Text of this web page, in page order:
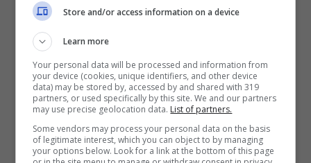
sono in lavorazione, quindi rimanete
sintonizzati!
Exoprimal sarà disponibile il 14 luglio su Xbox
Series X|S, Xbox One, Windows,
PlayStation®5, PlayStation®4 e PC tramite
Steam. Il gioco sarà disponibile già dal Day
Store and/or access information on a device
Learn more
Your personal data will be processed and information from
your device (cookies, unique identifiers, and other device
data) may be stored by, accessed by and shared with 319
partners, or used specifically by this site. We and our partners
may use precise geolocation data. List of partners.
Some vendors may process your personal data on the basis
of legitimate interest, which you can object to by managing
your options below. Look for a link at the bottom of this page